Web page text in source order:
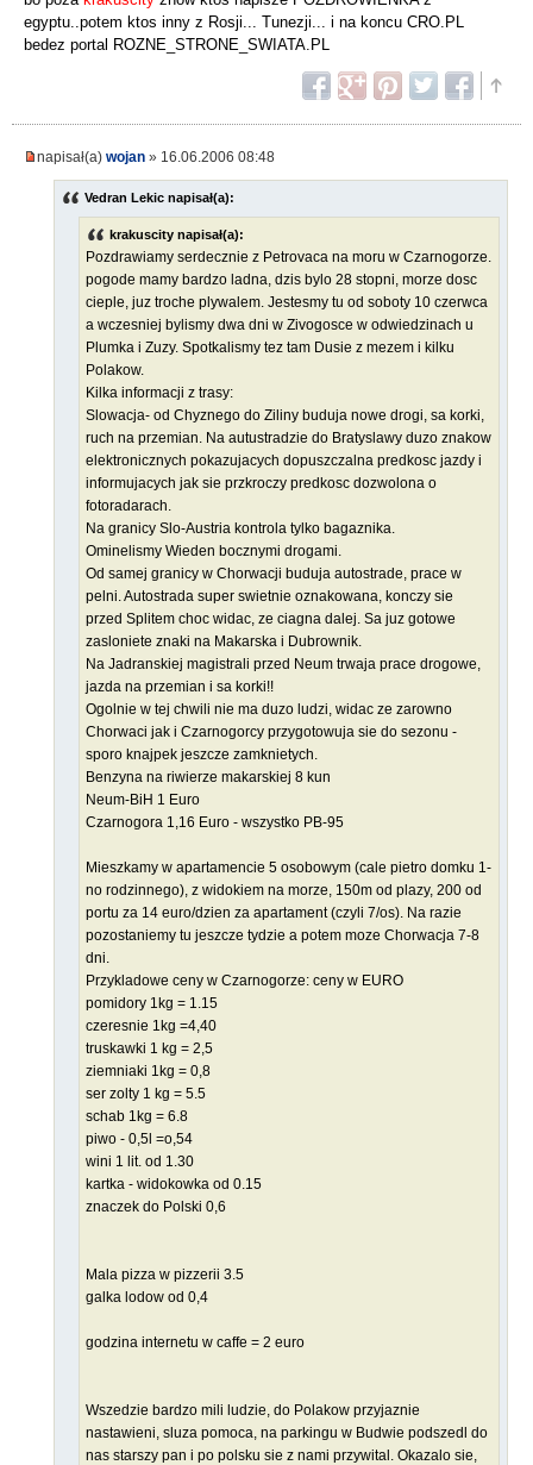
egyptu..potem ktos inny z Rosji... Tunezji... i na koncu CRO.PL
bedez portal ROZNE_STRONE_SWIATA.PL
napisał(a) wojan » 16.06.2006 08:48
Vedran Lekic napisał(a):
krakuscity napisał(a):
Pozdrawiamy serdecznie z Petrovaca na moru w Czarnogorze.
pogode mamy bardzo ladna, dzis bylo 28 stopni, morze dosc
cieple, juz troche plywalem. Jestesmy tu od soboty 10 czerwca
a wczesniej bylismy dwa dni w Zivogosce w odwiedzinach u
Plumka i Zuzy. Spotkalismy tez tam Dusie z mezem i kilku
Polakow.
Kilka informacji z trasy:
Slowacja- od Chyznego do Ziliny buduja nowe drogi, sa korki,
ruch na przemian. Na autustradzie do Bratyslawy duzo znakow
elektronicznych pokazujacych dopuszczalna predkosc jazdy i
informujacych jak sie przkroczy predkosc dozwolona o
fotoradarach.
Na granicy Slo-Austria kontrola tylko bagaznika.
Ominelismy Wieden bocznymi drogami.
Od samej granicy w Chorwacji buduja autostrade, prace w
pelni. Autostrada super swietnie oznakowana, konczy sie
przed Splitem choc widac, ze ciagna dalej. Sa juz gotowe
zasloniete znaki na Makarska i Dubrownik.
Na Jadranskiej magistrali przed Neum trwaja prace drogowe,
jazda na przemian i sa korki!!
Ogolnie w tej chwili nie ma duzo ludzi, widac ze zarowno
Chorwaci jak i Czarnogorcy przygotowuja sie do sezonu -
sporo knajpek jeszcze zamknietych.
Benzyna na riwierze makarskiej 8 kun
Neum-BiH 1 Euro
Czarnogora 1,16 Euro - wszystko PB-95
Mieszkamy w apartamencie 5 osobowym (cale pietro domku 1-
no rodzinnego), z widokiem na morze, 150m od plazy, 200 od
portu za 14 euro/dzien za apartament (czyli 7/os). Na razie
pozostaniemy tu jeszcze tydzie a potem moze Chorwacja 7-8
dni.
Przykladowe ceny w Czarnogorze: ceny w EURO
pomidory 1kg = 1.15
czeresnie 1kg =4,40
truskawki 1 kg = 2,5
ziemniaki 1kg = 0,8
ser zolty 1 kg = 5.5
schab 1kg = 6.8
piwo - 0,5l =o,54
wini 1 lit. od 1.30
kartka - widokowka od 0.15
znaczek do Polski 0,6
Mala pizza w pizzerii 3.5
galka lodow od 0,4
godzina internetu w caffe = 2 euro
Wszedzie bardzo mili ludzie, do Polakow przyjaznie
nastawieni, sluza pomoca, na parkingu w Budwie podszedl do
nas starszy pan i po polsku sie z nami przywital. Okazalo sie,